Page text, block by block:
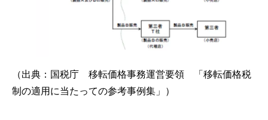
（出典：国税庁 移転価格事務運営要領 「移転価格税
制の適用に当たっての参考事例集」）